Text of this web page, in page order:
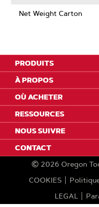
Net Weight Carton
PRODUITS
À PROPOS
OÙ ACHETER
RESSOURCES
NOUS SUIVRE
CONTACT
2026 Oregon
COOKIES
LEGAL